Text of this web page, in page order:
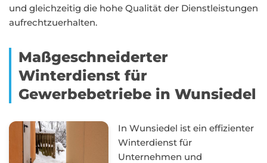
und gleichzeitig die hohe Qualität der Dienstleistungen
aufrechtzuerhalten.
Maßgeschneiderter
Winterdienst für
Gewerbebetriebe in Wunsiedel
In Wunsiedel ist ein effizienter
Winterdienst für
Unternehmen und